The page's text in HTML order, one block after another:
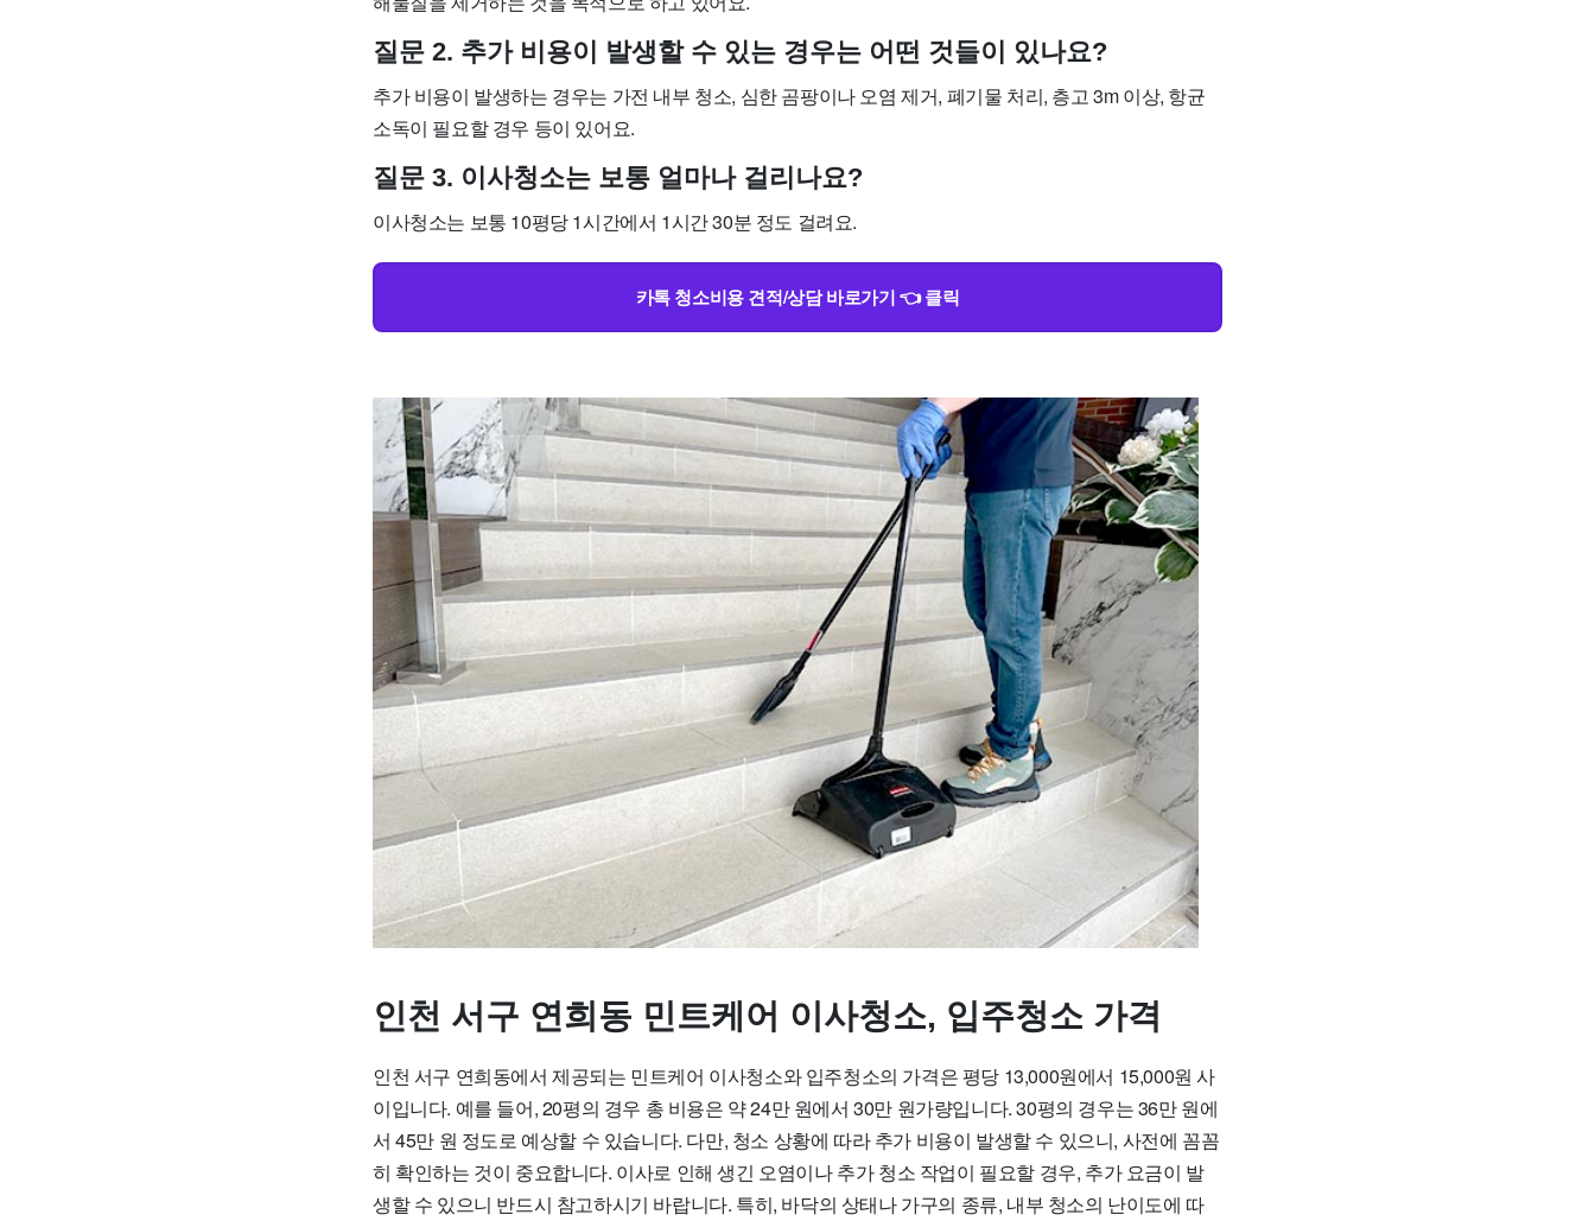
질문 2. 추가 비용이 발생할 수 있는 경우는 어떤 것들이 있나요?
추가 비용이 발생하는 경우는 가전 내부 청소, 심한 곰팡이나 오염 제거, 폐기물 처리, 층고 3m 이상, 항균
소독이 필요할 경우 등이 있어요.
질문 3. 이사청소는 보통 얼마나 걸리나요?
이사청소는 보통 10평당 1시간에서 1시간 30분 정도 걸려요.
카톡 청소비용 견적/상담 바로가기 👈 클릭
인천 서구 연희동 민트케어 이사청소, 입주청소 가격
인천 서구 연희동에서 제공되는 민트케어 이사청소와 입주청소의 가격은 평당 13,000원에서 15,000원 사
이입니다. 예를 들어, 20평의 경우 총 비용은 약 24만 원에서 30만 원가량입니다. 30평의 경우는 36만 원에
서 45만 원 정도로 예상할 수 있습니다. 다만, 청소 상황에 따라 추가 비용이 발생할 수 있으니, 사전에 꼼꼼
히 확인하는 것이 중요합니다. 이사로 인해 생긴 오염이나 추가 청소 작업이 필요할 경우, 추가 요금이 발
생할 수 있으니 반드시 참고하시기 바랍니다. 특히, 바닥의 상태나 가구의 종류, 내부 청소의 난이도에 따